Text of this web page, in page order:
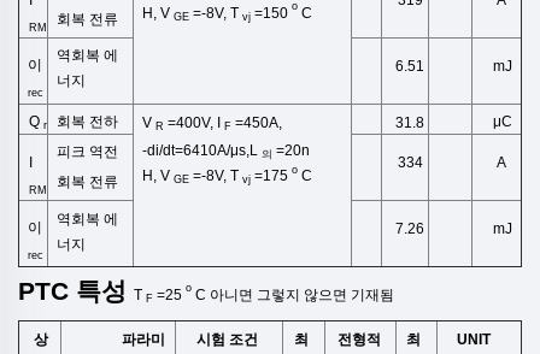
H, V GE =-8V, T vj =150 o C
RM
회복 전류
이
rec
역회복에
너지
6.51 mJ
Q r 회복 전하 V R =400V, I F =450A,
-di/dt=6410A/μs,L 의=20n
H, V GE =-8V, T vj =175 o C
31.8 μC
RM
피크 역전
회복 전류
334 A
이
rec
역회복에
너지
7.26 mJ
PTC 특성 T F =25 o C 아니면 그렇지 않으면 기재됨
상
파라미
시험 조건
최
전형적
최
UNIT